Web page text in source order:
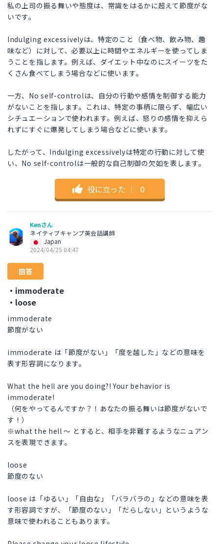
私の上司の振る舞いや態度は、常識をはるかに超えて節度がな
いです。
Indulging excessivelyは、特定のこと（食べ物、飲み物、趣
味など）に対して、必要以上に時間やエネルギーを使ってしま
うことを指します。例えば、ダイエット中なのにスイーツをた
くさん食べてしまう場合などに使います。
一方、No self-controlは、自分の行動や感情を制御する能力
がないことを指します。これは、特定の事柄に限らず、幅広い
シチュエーションで使われます。例えば、怒りの感情を抑えら
れずにすぐに爆発してしまう場合などに使います。
したがって、Indulging excessivelyは特定の行動に対して使
い、No self-controlは一般的な自己制御の欠如を表します。
役に立った ｜ 0
Kenさん
ネイティブキャンプ英会話講師
Japan
2024/04/25 04:47
回答
・immoderate
・loose
immoderate
節度がない
immoderate は「節度がない」「度を越した」などの意味を
表す形容詞になります。
What the hell are you doing?! Your behavior is
immoderate!
（何をやってるんですか？！あなたの振る舞いは節度がないで
す！）
※what the hell 〜 とすると、相手を非難するようなニュアン
スを表現できます。
loose
節度のない
loose は「ゆるい」「自由な」「バラバラの」などの意味を表
す形容詞ですが、「節度のない」「だらしない」というような
意味で使われることもあります。